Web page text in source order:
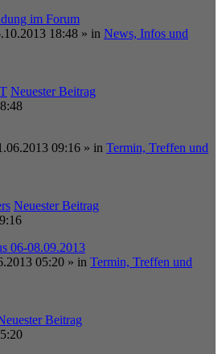
im Forum
18:48 » in News, Infos und
Neuester Beitrag
09:16 » in Termin, Treffen und
Neuester Beitrag
06-08.09.2013
05:20 » in Termin, Treffen und
Beitrag